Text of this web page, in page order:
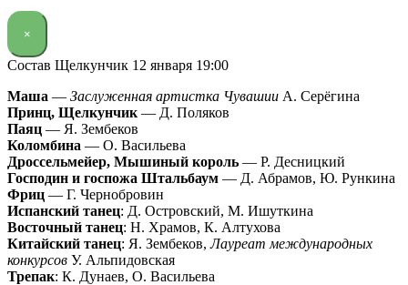
×
Состав Щелкунчик 12 января 19:00
Маша — Заслуженная артистка Чувашии А. Серёгина
Принц, Щелкунчик — Д. Поляков
Паяц — Я. Зембеков
Коломбина — О. Васильева
Дроссельмейер, Мышиный король — Р. Десницкий
Господин и госпожа Штальбаум — Д. Абрамов, Ю. Рункина
Фриц — Г. Чернобровин
Испанский танец: Д. Островский, М. Ишуткина
Восточный танец: Н. Храмов, К. Алтухова
Китайский танец: Я. Зембеков,Лауреат международных
конкурсов У. Альпидовская
Трепак: К. Дунаев, О. Васильева